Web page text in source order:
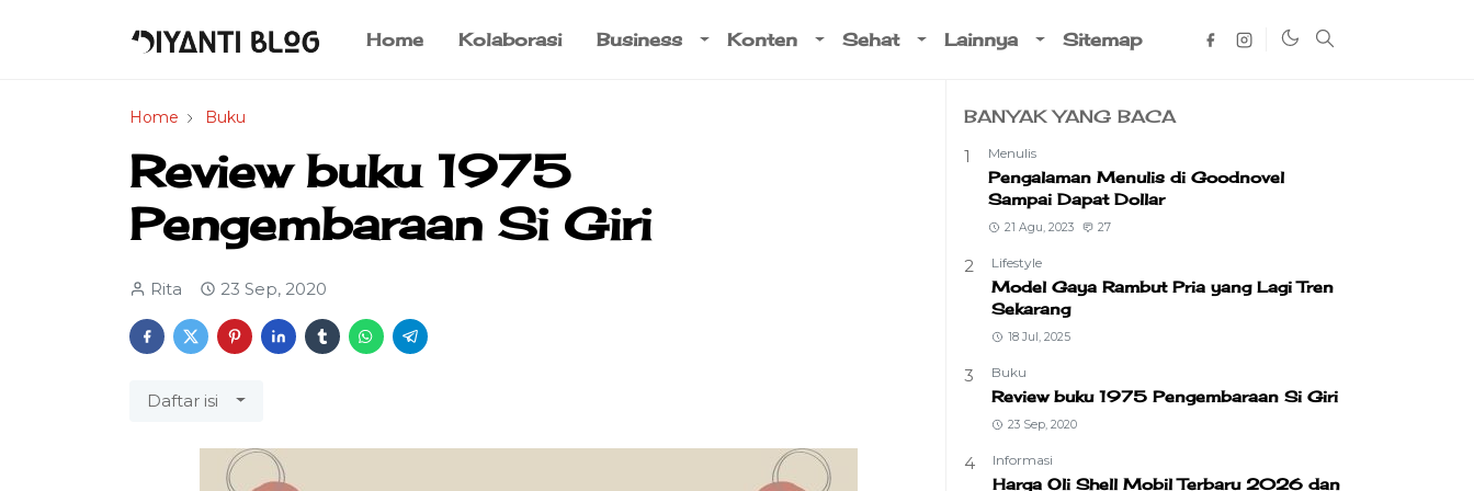
Home Kolaborasi Business Konten Sehat Lainnya Sitemap
Home Buku
Review buku 1975
Pengembaraan Si Giri
Rita 23 Sep, 2020
Daftar isi
BANYAK YANG BACA
1 Menulis
Pengalaman Menulis di Goodnovel
Sampai Dapat Dollar
21 Agu, 2023 27
2 Lifestyle
Model Gaya Rambut Pria yang Lagi Tren
Sekarang
18 Jul, 2025
3 Buku
Review buku 1975 Pengembaraan Si Giri
23 Sep, 2020
4 Informasi
Harga Oli Shell Mobil Terbaru 2026 dan